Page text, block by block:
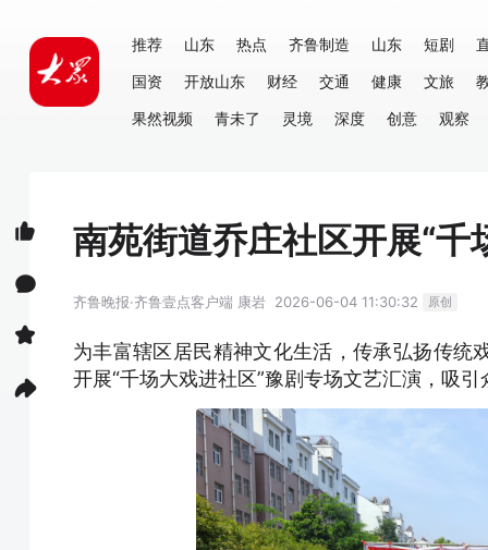
推荐 山东 热点 齐鲁制造 山东 短剧
国资
开放山东 财经 交通 健康 文旅
果然视频
青未了 灵境 深度 创意 观察
南苑街道乔庄社区开展“
齐鲁晚报·齐鲁壹点客户端 康岩 2026-06-04 11:30:32 原创
为丰富辖区居民精神文化生活，传承弘扬传统
开展“千场大戏进社区”豫剧专场文艺汇演，吸